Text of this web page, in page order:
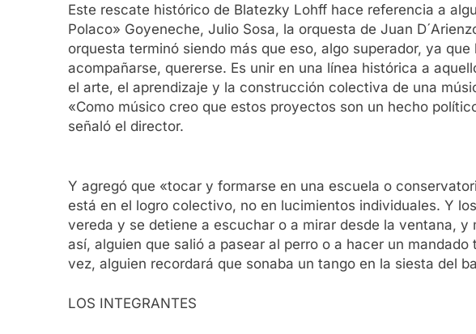
Este rescate histórico de Blatezky Lohff hace referencia a
Polaco» Goyeneche, Julio Sosa, la orquesta de Juan
orquesta terminó siendo más que eso, algo superador, ya
acompañarse, quererse. Es unir en una línea histórica a
el arte, el aprendizaje y la construcción colectiva de una
«Como músico creo que estos proyectos son un hecho
señaló el director.
Y agregó que «tocar y formarse en una escuela o
está en el logro colectivo, no en lucimientos individuales. Y
vereda y se detiene a escuchar o a mirar desde la ventana,
así, alguien que salió a pasear al perro o a hacer un
vez, alguien recordará que sonaba un tango en la siesta del
LOS INTEGRANTES